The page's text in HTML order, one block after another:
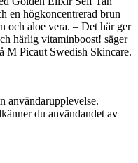
en högkoncentrerad brun
och aloe vera. – Det här ger
härlig vitaminboost! säger
M Picaut Swedish Skincare.
användarupplevelse.
du användandet av